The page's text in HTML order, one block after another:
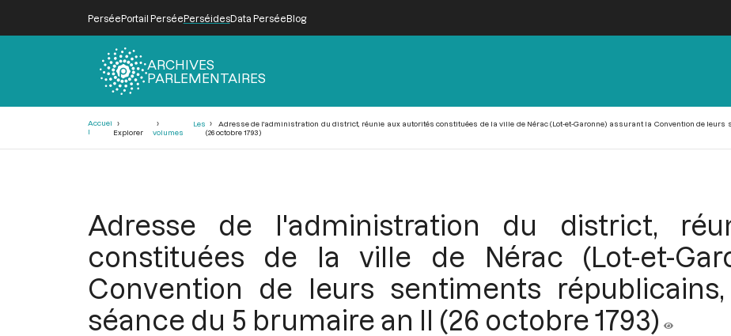
PerséePortail PerséePerséidesData PerséeBlog
ARCHIVES
PARLEMENTAIRES
Accuei
l
Explorer
Les
volumes
Adresse de l'administration du district, réunie aux autorités constituées de la ville de Nérac (Lot-et-Garonne) assurant la Convention de
(26 octobre 1793)
Adresse de l'administration du district,
constituées de la ville de Nérac (Lot-et-
Convention de leurs sentiments
séance du 5 brumaire an II (26 octobre 1793)